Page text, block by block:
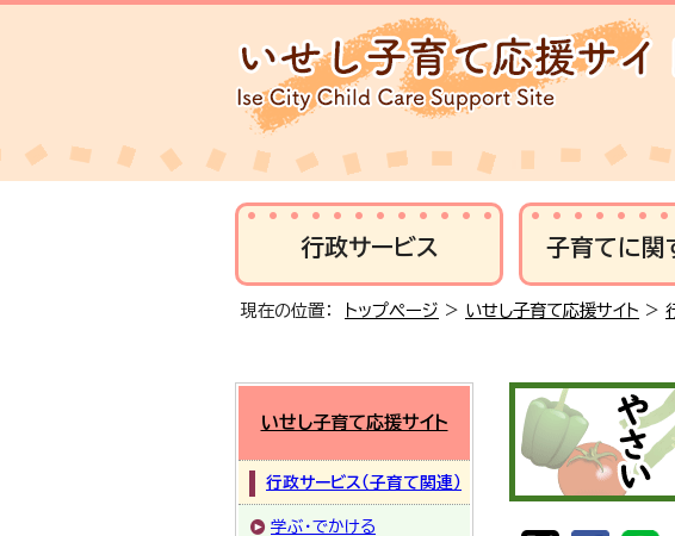
行政サービス 子育てに関
現在の位置： トップページ > いせし子育て応援サイト >
いせし子育て応援サイト
行政サービス（子育て関連）
学ぶ・でかける